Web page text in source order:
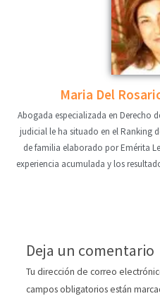
Maria Del
Abogada especializada en Derecho
judicial le ha situado en el Ranking
de familia elaborado por Emérita
experiencia acumulada y los
Deja un comentario
Tu dirección de correo
campos obligatorios están